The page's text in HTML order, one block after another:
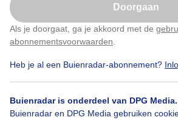
Doorgaan
Als je doorgaat, ga je akkoord met de
abonnementsvoorwaarden
Heb je al een Buienradar-abonnement?
Buienradar is onderdeel van DPG Media.
Buienradar en DPG Media gebruiken
Door: Wim van de Bovenkamp Gemaakt:
Herfst Zon
Bekijk slideshow
Klik hierom dit aan te